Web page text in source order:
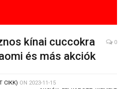
kínai cuccokra
és más akciók
0
CIKK) ON 2023-11-15